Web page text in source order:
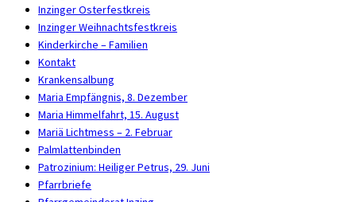
Inzinger Osterfestkreis
Inzinger Weihnachtsfestkreis
Kinderkirche – Familien
Kontakt
Krankensalbung
Maria Empfängnis, 8. Dezember
Maria Himmelfahrt, 15. August
Mariä Lichtmess – 2. Februar
Palmlattenbinden
Patrozinium: Heiliger Petrus, 29. Juni
Pfarrbriefe